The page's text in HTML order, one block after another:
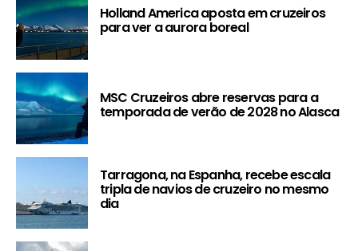
Holland America aposta em cruzeiros
para ver a aurora boreal
MSC Cruzeiros abre reservas para a
temporada de verão de 2028 no Alasca
Tarragona, na Espanha, recebe escala
tripla de navios de cruzeiro no mesmo
dia